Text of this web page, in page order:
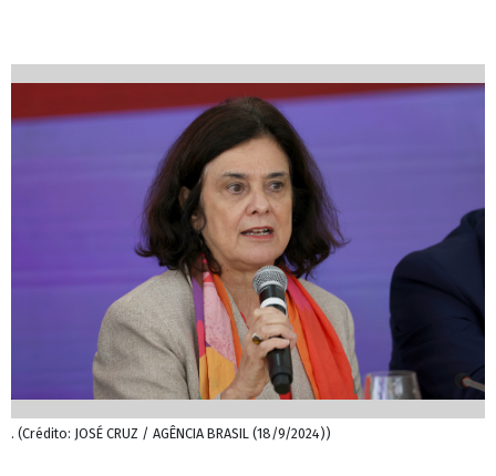
. (Crédito: JOSÉ CRUZ / AGÊNCIA BRASIL (18/9/2024))